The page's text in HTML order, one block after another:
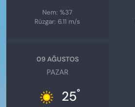
Nem: %37
Rüzgar: 6.11 m/s
09 AĞUSTOS
PAZAR
25°